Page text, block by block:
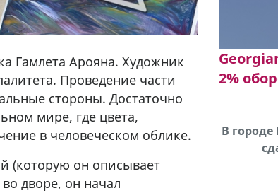
Гамлета Арояна. Художник
Проведение части
стороны. Достаточно
мире, где цвета,
в человеческом облике.
(которую он описывает
дворе, он начал
2%
В